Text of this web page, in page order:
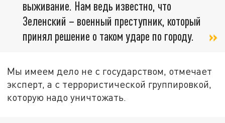
выживание. Нам ведь известно, что
Зеленский – военный преступник, который
принял решение о таком ударе по городу.
Мы имеем дело не с государством, отмечает
эксперт, а с террористической группировкой,
которую надо уничтожать.